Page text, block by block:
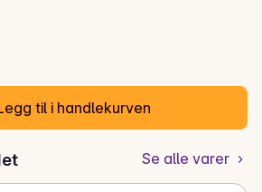
kr
/kg
til i handlekurven
Se alle varer